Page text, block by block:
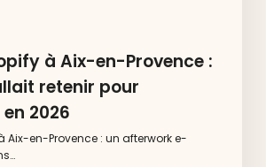
à Aix-en-Provence :
retenir pour
2026
Aix-en-Provence : un afterwork e-